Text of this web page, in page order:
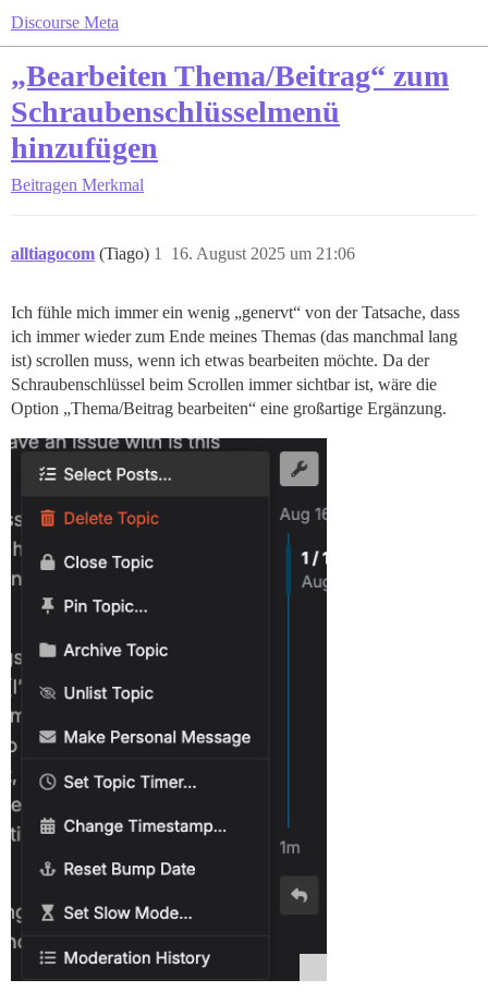
Discourse Meta
„Bearbeiten Thema/Beitrag“ zum
Schraubenschlüsselmenü
hinzufügen
Beitragen Merkmal
alltiagocom (Tiago) 16. August 2025 um 21:06
1
Ich fühle mich immer ein wenig „genervt“ von der Tatsache, dass
ich immer wieder zum Ende meines Themas (das manchmal lang
ist) scrollen muss, wenn ich etwas bearbeiten möchte. Da der
Schraubenschlüssel beim Scrollen immer sichtbar ist, wäre die
Option „Thema/Beitrag bearbeiten“ eine großartige Ergänzung.